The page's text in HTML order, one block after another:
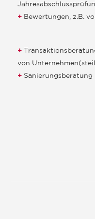
Bewertungen, z.B.
von
Sanierungsberatung